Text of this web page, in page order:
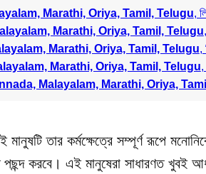
Marathi, Oriya, Tamil, Telugu,
Marathi, Oriya, Tamil, Telugu
Marathi, Oriya, Tamil, Telugu,
Marathi, Oriya, Tamil, Telugu,
Malayalam, Marathi, Oriya,
মানুষটি তার কর্মক্ষেত্রে সম্পূর্ণ রূপে
করবে। এই মানুষেরা সাধারণত খুবই